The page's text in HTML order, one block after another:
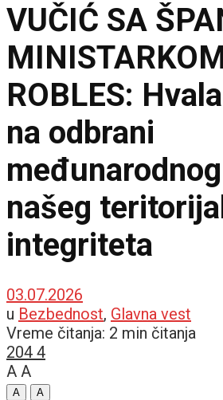
VUČIĆ SA
ROBLES:
na odbrani
našeg
integriteta
03.07.2026
u Bezbednost, Glavna vest
Vreme čitanja: 2 min čitanja
204 4
A A
A
A